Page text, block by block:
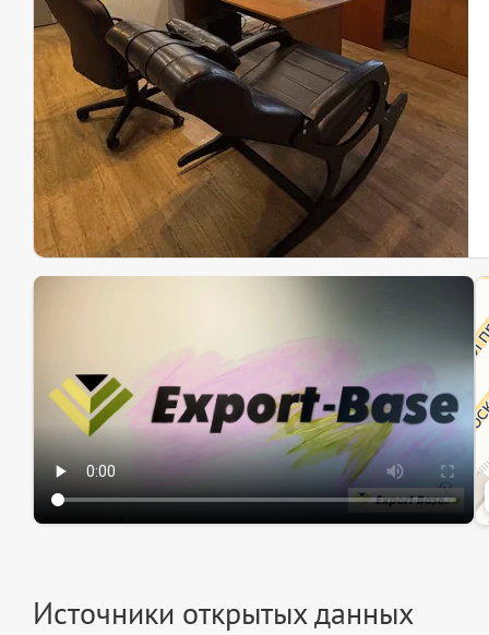
Источники открытых данных